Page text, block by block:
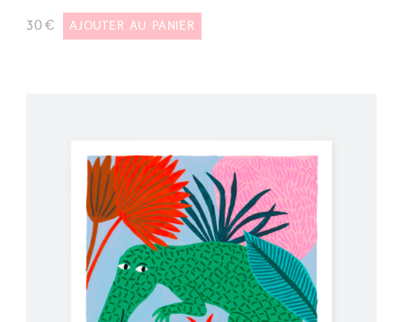
30€ AJOUTER AU PANIER